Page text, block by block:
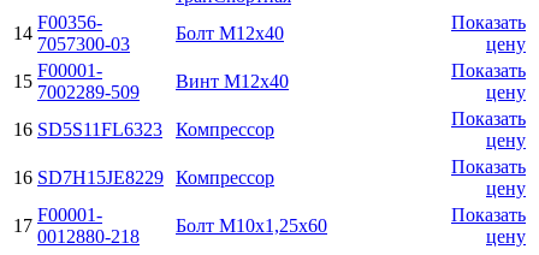
14
F00356-
7057300-03
Болт М12х40
Показать
цену
15
F00001-
7002289-509
Винт М12x40
Показать
цену
16 SD5S11FL6323 Компрессор
Показать
цену
16 SD7H15JE8229 Компрессор
Показать
цену
17
F00001-
0012880-218
Болт М10х1,25х60
Показать
цену